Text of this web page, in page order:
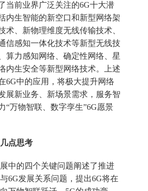
当前业界广泛关注的6G十大潜
内生智能的新空口和新型网络架
术、新物理维度无线传输技术、
信感知一体化技术等新型无线技
算力感知网络、确定性网络、星
内生安全等新型网络技术。上述
6G中的应用，将极大提升网络
展新业务、新场景需求，服务智
“万物智联、数字孪生”6G愿景
点思考
的四个关键问题阐述了推进
6G发展关系问题，提出6G将在